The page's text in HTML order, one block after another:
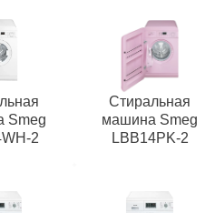
Smeg
2
Стиральная
машина Smeg
LBB14PK-2